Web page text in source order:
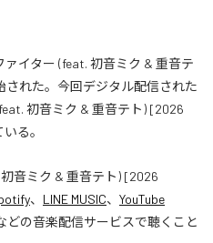
イター (feat. 初音ミク & 重音テ
された。今回デジタル配信された
初音ミク & 重音テト) [2026
る。
音ミク & 重音テト) [2026
、 LINE MUSIC、 YouTube
どの音楽配信サービスで聴くこと